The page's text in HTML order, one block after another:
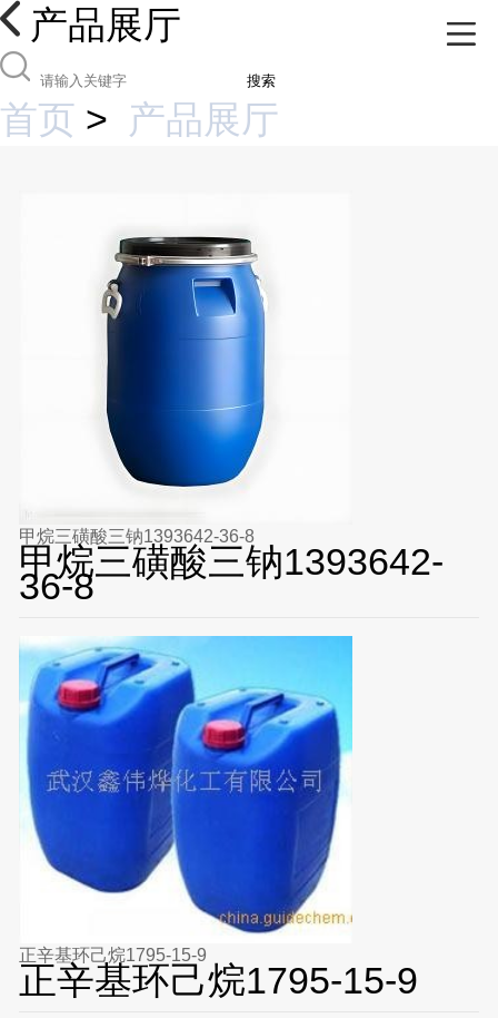
产品展厅
搜索
首页 > 产品展厅
甲烷三磺酸三钠1393642-36-8
甲烷三磺酸三钠1393642-
36-8
正辛基环己烷1795-15-9
正辛基环己烷1795-15-9